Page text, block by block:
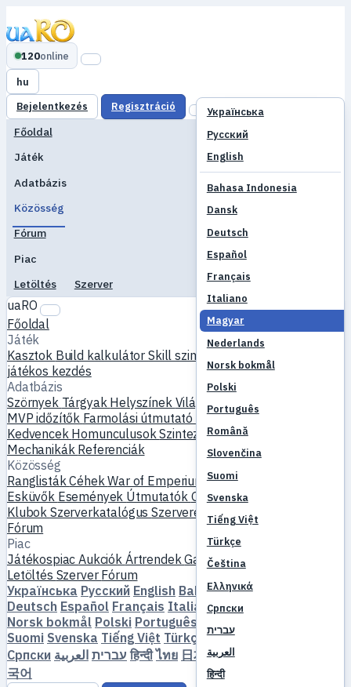
120online
hu
Українська
Русский
English
Bahasa Indonesia
Dansk
Deutsch
Español
Français
Italiano
Magyar
Nederlands
Norsk bokmål
Polski
Português
Română
Slovenčina
Suomi
Svenska
Tiếng Việt
Türkçe
Čeština
Ελληνικά
Српски
עברית
العربية
हिन्दी
Bejelentkezés Regisztráció
Főoldal
Játék
Adatbázis
Közösség
Fórum
Piac
Letöltés
Szerver
uaRO
Főoldal
Játék
Kasztok Build kalkulátorSkill szimulátor
játékos kezdés
Adatbázis
Szörnyek Tárgyak Helyszínek Világtérkép
Skill adatbázis
MVP időzítők Farmolási útmutató
Készítés és kovácsolás
Kedvencek HomunculusokSzintezésÖsszehasonlítás
Mechanikák Referenciák
Közösség
RanglistákCéhekWar of EmperiumJátékos profilok
Esküvők Események Útmutatók GalériaVideó
Klubok SzerverkatalógusSzerverértékelések
Fórum
Piac
JátékospiacAukciók ÁrtrendekGazdaság
Letöltés Szerver Fórum
Українська Русский English Bahasa Indonesia
Deutsch Español Français Italiano Magyar
Norsk bokmål Polski Português
Suomi Svenska Tiếng Việt Türkçe Čeština
Српски
עברית العربية हिन्दी ไทย 日本語 简体中文
국어